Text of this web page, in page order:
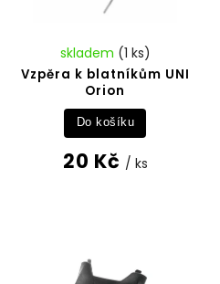
Vzpěra k blatníkům UNI
Orion
skladem (1 ks)
20 Kč / ks
Do košíku